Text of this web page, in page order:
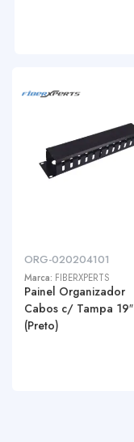
ORG-020204101
Marca: FIBERXPERTS
Painel Organizador
Cabos c/ Tampa 19″
(Preto)